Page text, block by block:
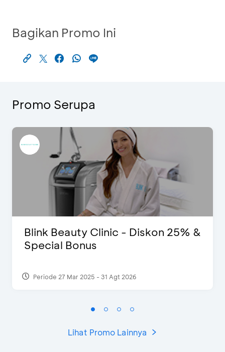
Bagikan Promo Ini
Promo Serupa
Blink Beauty Clinic - Diskon 25% &
Special Bonus
Periode 27 Mar 2025 - 31 Agt 2026
Lihat Promo Lainnya